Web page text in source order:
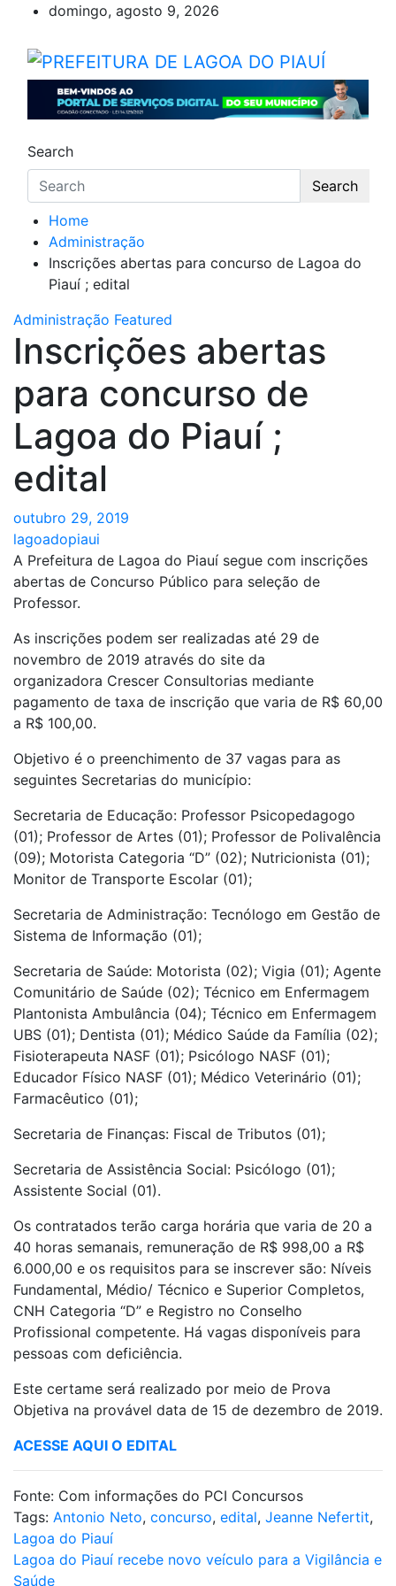
content
domingo, agosto 9, 2026
PREFEITURA DE LAGOA
Lagoa do Piauí, Piauí, Brasil
Search
Search
Home
Administração
Inscrições abertas para concurso de Lagoa do
Piauí ; edital
Administração Featured
Inscrições abertas
para concurso de
Lagoa do Piauí ;
edital
outubro 29, 2019
lagoadopiaui
A Prefeitura de Lagoa do Piauí segue com inscrições
abertas de Concurso Público para seleção de
Professor.
As inscrições podem ser realizadas até 29 de
novembro de 2019 através do site da
organizadora Crescer Consultorias mediante
pagamento de taxa de inscrição que varia de R$ 60,00
a R$ 100,00.
Objetivo é o preenchimento de 37 vagas para as
seguintes Secretarias do município:
Secretaria de Educação: Professor Psicopedagogo
(01); Professor de Artes (01); Professor de Polivalência
(09); Motorista Categoria “D” (02); Nutricionista (01);
Monitor de Transporte Escolar (01);
Secretaria de Administração: Tecnólogo em Gestão de
Sistema de Informação (01);
Secretaria de Saúde: Motorista (02); Vigia (01); Agente
Comunitário de Saúde (02); Técnico em Enfermagem
Plantonista Ambulância (04); Técnico em Enfermagem
UBS (01); Dentista (01); Médico Saúde da Família (02);
Fisioterapeuta NASF (01); Psicólogo NASF (01);
Educador Físico NASF (01); Médico Veterinário (01);
Farmacêutico (01);
Secretaria de Finanças: Fiscal de Tributos (01);
Secretaria de Assistência Social: Psicólogo (01);
Assistente Social (01).
Os contratados terão carga horária que varia de 20 a
40 horas semanais, remuneração de R$ 998,00 a R$
6.000,00 e os requisitos para se inscrever são: Níveis
Fundamental, Médio/ Técnico e Superior Completos,
CNH Categoria “D” e Registro no Conselho
Profissional competente. Há vagas disponíveis para
pessoas com deficiência.
Este certame será realizado por meio de Prova
Objetiva na provável data de 15 de dezembro de 2019.
ACESSE AQUI O EDITAL
Fonte: Com informações do PCI Concursos
Tags: Antonio Neto, concurso, edital, Jeanne Nefertit,
Lagoa do Piauí
Navegação
Lagoa do Piauí recebe novo veículo para a Vigilância e
Saúde